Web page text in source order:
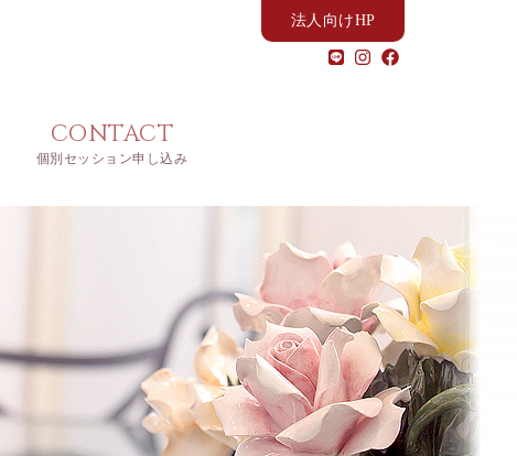
法人向けHP
CONTACT
個別セッション申し込み